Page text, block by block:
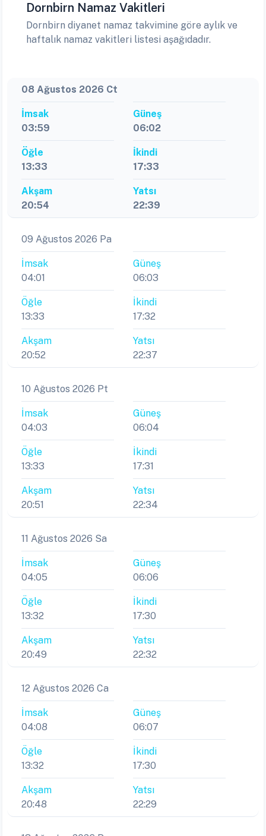
Dornbirn Namaz Vakitleri
Dornbirn diyanet namaz takvimine göre aylık ve
haftalık namaz vakitleri listesi aşağıdadır.
08 Ağustos 2026 Ct
İmsak
03:59
Güneş
06:02
Öğle
13:33
İkindi
17:33
Akşam
20:54
Yatsı
22:39
09 Ağustos 2026 Pa
İmsak
04:01
Güneş
06:03
Öğle
13:33
İkindi
17:32
Akşam
20:52
Yatsı
22:37
10 Ağustos 2026 Pt
İmsak
04:03
Güneş
06:04
Öğle
13:33
İkindi
17:31
Akşam
20:51
Yatsı
22:34
11 Ağustos 2026 Sa
İmsak
04:05
Güneş
06:06
Öğle
13:32
İkindi
17:30
Akşam
20:49
Yatsı
22:32
12 Ağustos 2026 Ca
İmsak
04:08
Güneş
06:07
Öğle
13:32
İkindi
17:30
Akşam
20:48
Yatsı
22:29